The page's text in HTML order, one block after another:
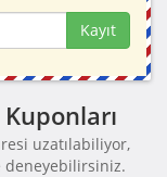
Kayıt
uzatılabiliyor,
deneyebilirsiniz.